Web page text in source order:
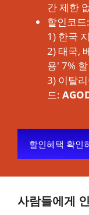
간 제한
할인코드:
1) 한국
2) 태국,
용' 7%
3) 이탈
드:
할인혜택 확인
사람들에게